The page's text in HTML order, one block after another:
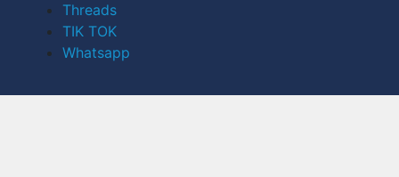
Threads
TIK TOK
Whatsapp